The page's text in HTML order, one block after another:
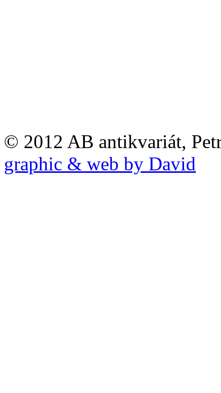
© 2012 AB antikvariát,
graphic & web by David